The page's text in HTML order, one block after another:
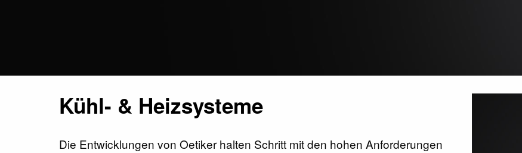
Kühl- & Heizsysteme
Die Entwicklungen von Oetiker halten Schritt mit den hohen Anforderungen